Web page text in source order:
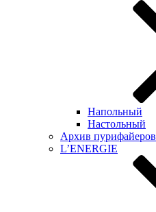
Напольный
Настольный
Архив пурифайеров
L’ENERGIE